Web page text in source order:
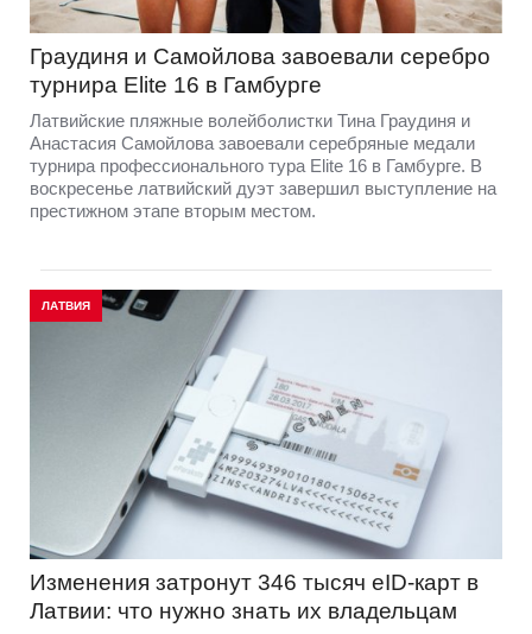
Граудиня и Самойлова завоевали серебро
турнира Elite 16 в Гамбурге
Латвийские пляжные волейболистки Тина Граудиня и
Анастасия Самойлова завоевали серебряные медали
турнира профессионального тура Elite 16 в Гамбурге. В
воскресенье латвийский дуэт завершил выступление на
престижном этапе вторым местом.
ЛАТВИЯ
Изменения затронут 346 тысяч eID-карт в
Латвии: что нужно знать их владельцам